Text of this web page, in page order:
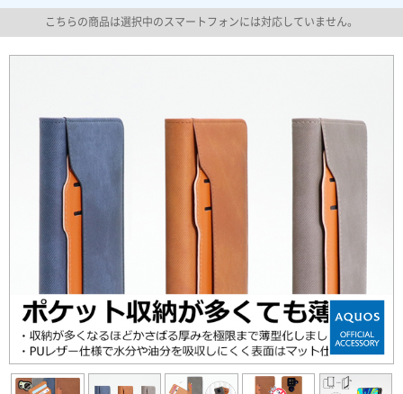
こちらの商品は選択中のスマートフォンには対応していません。